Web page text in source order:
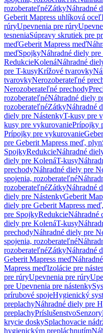
rozoberateľnéZátkyNáhradné
Geberit Mapress uhlíková oceľ
rúryUpevnenia pre rúry
tesneniaSúpravy skrutiek pre
meďGeberit Mapress meď
meďSpojkyNáhradné diely
RedukcieKolenáNáhradné
pre T-kusyKrížové tvarovky
tvarovkyNerozoberateľné
Nerozoberateľné prechody
rozoberateľnéNáhradné diely
rozoberateľnéZátkyNáhradné
diely pre NástenkyT-kusy pre
kusy pre vykurovaniePrípojky
Prípojky pre vykurovanie
pre Geberit Mapress meď, plyn
SpojkyRedukcieNáhradné
diely pre KolenáT-kusy
prechodyNáhradné diely pre
spojenia, rozoberateľné
rozoberateľnéZátkyNáhradné
diely pre NástenkyGeberit
diely pre Geberit Mapress
pre SpojkyRedukcieNáhradné
diely pre KolenáT-kusy
prechodyNáhradné diely pre
spojenia, rozoberateľné
rozoberateľnéZátkyNáhradné
Geberit Mapress meď
Mapress meďIzolácie pre
pre rúryUpevnenia pre rúry
pre Upevnenia pre nástenky
prírubové spojeHygienický
preplachyNáhradné diely pre
preplachyPríslušenstvoSenzory
krycie doskySplachovacie
hygienickým prepláchnutím